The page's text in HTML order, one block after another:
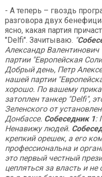
- А теперь – гвоздь
разговора двух
ясно, какая партия
"Delfi". Зачитываю. "
Александр
партии "Европейская
Добрый день, Петр
нашей партии
хорошо. По вашему
затоплен танкер "Delfi",
Зеленского от
Донбассе. Собеседник 1:
Ненавижу людей.
крепкий орешек, а его
профессиональна и
это первый честный
цепляться за власть и